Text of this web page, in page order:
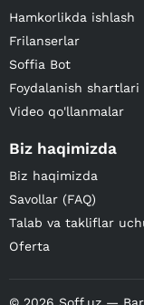
Hamkorlikda ishlash
Frilanserlar
Soffia Bot
Foydalanish shartlari
Video qo'llanmalar
Biz haqimizda
Biz haqimizda
Savollar (FAQ)
Talab va takliflar
Oferta